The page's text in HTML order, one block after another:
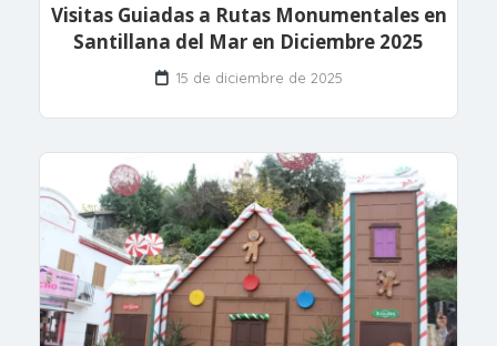
Visitas Guiadas a Rutas Monumentales en
Santillana del Mar en Diciembre 2025
15 de diciembre de 2025